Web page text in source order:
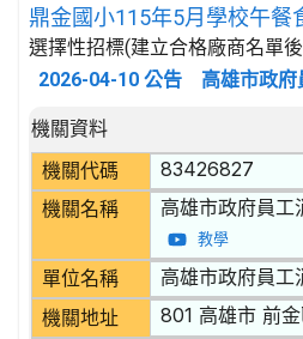
鼎金國小115年5月學校午餐
選擇性招標(建立合格廠商名單
2026-04-10 公告 高雄市政
招標公告詳細內容
機關資料
機關代碼
83426827
機關名稱 高雄市政府員工
教學
單位名稱 高雄市政府員工
機關地址 801 高雄市 前